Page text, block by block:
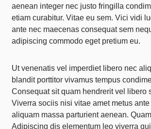
aenean integer nec justo fringilla
etiam curabitur. Vitae eu sem. Vici vidi
ante nec maecenas consequat sem
adipiscing commodo eget pretium eu.
Ut venenatis vel imperdiet libero nec
blandit porttitor vivamus tempus
Consequat sit quam hendrerit vel libero
Viverra sociis nisi vitae amet metus ante
aliquam massa parturient aenean.
Adipiscing dis elementum leo viverra